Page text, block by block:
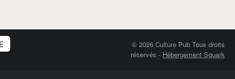
© 2026 Culture Pub Tous droits
réservés - Hébergement Squark